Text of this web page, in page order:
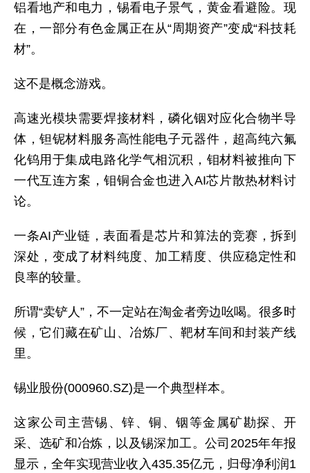
铝看地产和电力，锡看电子景气，黄金看避险。现
在，一部分有色金属正在从“周期资产”变成“科技耗
材”。
这不是概念游戏。
高速光模块需要焊接材料，磷化铟对应化合物半导
体，钽铌材料服务高性能电子元器件，超高纯六氟
化钨用于集成电路化学气相沉积，钼材料被推向下
一代互连方案，钼铜合金也进入AI芯片散热材料讨
论。
一条AI产业链，表面看是芯片和算法的竞赛，拆到
深处，变成了材料纯度、加工精度、供应稳定性和
良率的较量。
所谓“卖铲人”，不一定站在淘金者旁边吆喝。很多时
候，它们藏在矿山、冶炼厂、靶材车间和封装产线
里。
锡业股份(000960.SZ)是一个典型样本。
这家公司主营锡、锌、铜、铟等金属矿勘探、开
采、选矿和冶炼，以及锡深加工。公司2025年年报
显示，全年实现营业收入435.35亿元，归母净利润1